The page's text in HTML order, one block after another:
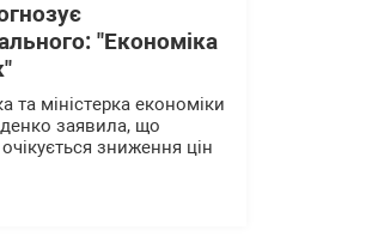
"Економіка
та міністерка економіки
заявила, що
зниження цін